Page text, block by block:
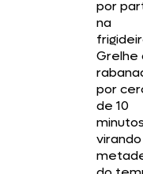
por
na
Grelhe
por
de 10